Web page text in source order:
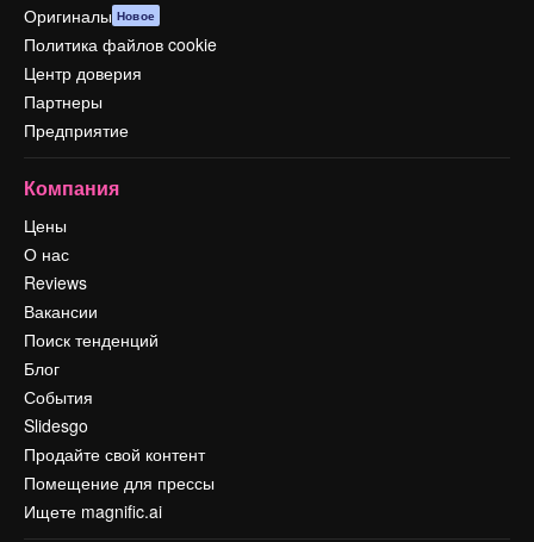
Оригиналы Новое
Политика файлов cookie
Центр доверия
Партнеры
Предприятие
Компания
Цены
О нас
Reviews
Вакансии
Поиск тенденций
Блог
События
Slidesgo
Продайте свой контент
Помещение для прессы
Ищете magnific.ai